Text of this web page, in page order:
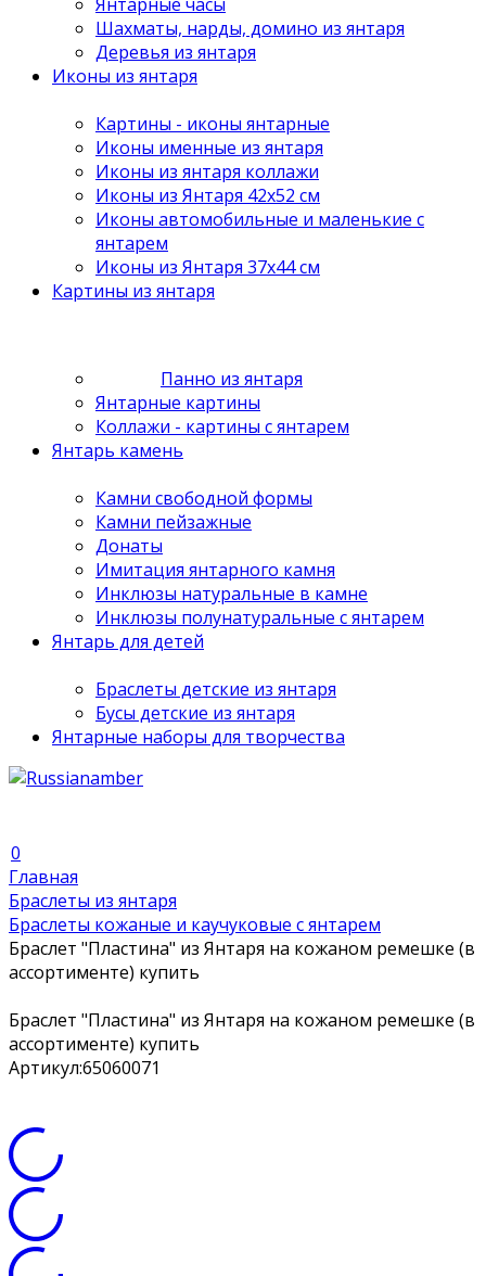
Шахматы, нарды, домино из янтаря
Деревья из янтаря
Иконы из янтаря
Картины - иконы янтарные
Иконы именные из янтаря
Иконы из янтаря коллажи
Иконы из Янтаря 42х52 см
Иконы автомобильные и маленькие с
янтарем
Иконы из Янтаря 37х44 см
Картины из янтаря
Панно из янтаря
Янтарные картины
Коллажи - картины с янтарем
Янтарь камень
Камни свободной формы
Камни пейзажные
Донаты
Имитация янтарного камня
Инклюзы натуральные в камне
Инклюзы полунатуральные с янтарем
Янтарь для детей
Браслеты детские из янтаря
Бусы детские из янтаря
Янтарные наборы для творчества
0
Главная
Браслеты из янтаря
Браслеты кожаные и каучуковые с янтарем
Браслет "Пластина" из Янтаря на кожаном ремешке (в
ассортименте) купить
Браслет "Пластина" из Янтаря на кожаном ремешке (в
ассортименте) купить
Артикул:65060071